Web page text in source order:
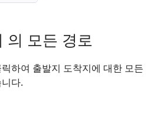
의 모든 경로
하여 출발지 도착지에 대한 모든
다.